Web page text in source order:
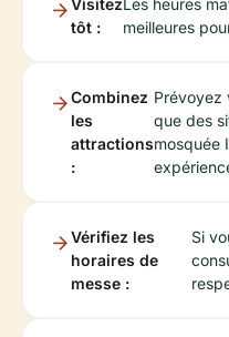
tôt :
meilleures
Combinez
les
attractions
:
Prévoyez
que des
mosquée
Vérifiez les
horaires de
messe :
Si